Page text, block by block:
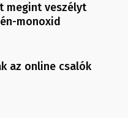
megint veszélyt
monoxid
az online csalók